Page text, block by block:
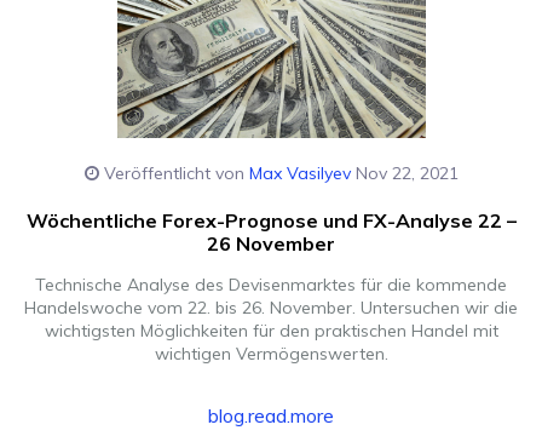
Veröffentlicht von Max VasilyevNov 22, 2021
Wöchentliche Forex-Prognose und FX-Analyse 22 –
26 November
Technische Analyse des Devisenmarktes für die kommende
Handelswoche vom 22. bis 26. November. Untersuchen wir die
wichtigsten Möglichkeiten für den praktischen Handel mit
wichtigen Vermögenswerten.
blog.read.more